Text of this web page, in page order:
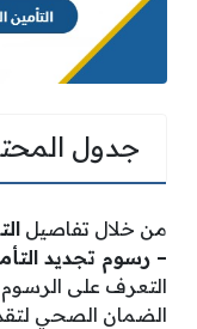
جدول
من خلال تفاصيل
– رسوم تجديد
التعرف على الرسوم
الضمان الصحي